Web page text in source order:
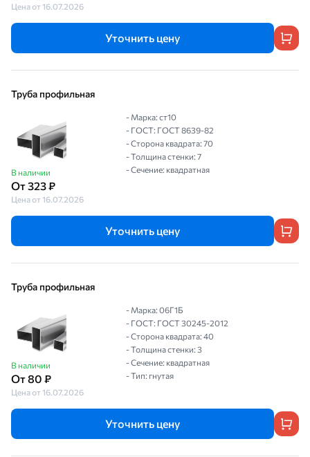
Цена от 16.07.2026
Уточнить цену
Труба профильная
В наличии
От 323 ₽
Цена от 16.07.2026
- Марка: ст10
- ГОСТ: ГОСТ 8639-82
- Сторона квадрата: 70
- Толщина стенки: 7
- Сечение: квадратная
Уточнить цену
Труба профильная
В наличии
От 80 ₽
Цена от 16.07.2026
- Марка: 06Г1Б
- ГОСТ: ГОСТ 30245-2012
- Сторона квадрата: 40
- Толщина стенки: 3
- Сечение: квадратная
- Тип: гнутая
Уточнить цену